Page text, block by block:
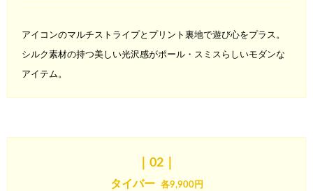
アイコンのマルチストライプとプリント裏地で遊び心をプラス。
シルク素材の持つ美しい光沢感がポール・スミスらしいモダンな
アイテム。
｜02
タイバー 各9,900円